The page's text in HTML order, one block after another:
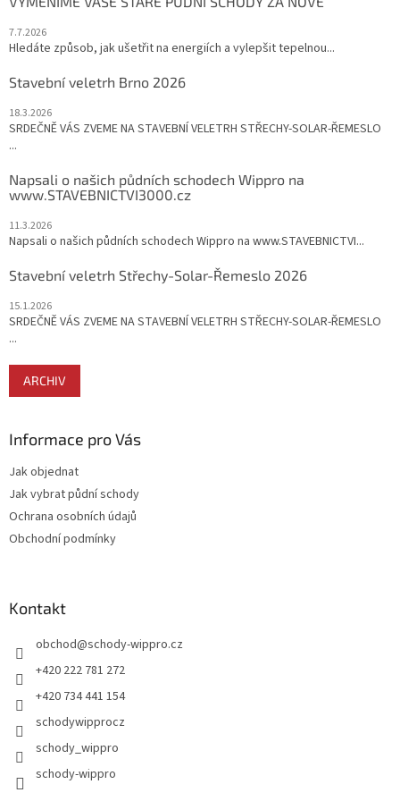
7.7.2026
Hledáte způsob, jak ušetřit na energiích a vylepšit tepelnou...
Stavební veletrh Brno 2026
18.3.2026
SRDEČNĚ VÁS ZVEME NA STAVEBNÍ VELETRH STŘECHY-SOLAR-ŘEMESLO
...
Napsali o našich půdních schodech Wippro na
www.STAVEBNICTVI3000.cz
11.3.2026
Napsali o našich půdních schodech Wippro na www.STAVEBNICTVI...
Stavební veletrh Střechy-Solar-Řemeslo 2026
15.1.2026
SRDEČNĚ VÁS ZVEME NA STAVEBNÍ VELETRH STŘECHY-SOLAR-ŘEMESLO
...
ARCHIV
Informace pro Vás
Jak objednat
Jak vybrat půdní schody
Ochrana osobních údajů
Obchodní podmínky
Kontakt
obchod@schody-wippro.cz
+420 222 781 272
+420 734 441 154
schodywipprocz
schody_wippro
schody-wippro